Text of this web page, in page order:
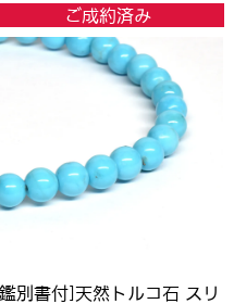
ご成約済み
[鑑別書付]天然トルコ石 スリ